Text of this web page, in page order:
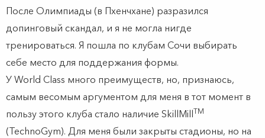
После Олимпиады (в Пхенчхане) разразился
допинговый скандал, и я не могла нигде
тренироваться. Я пошла по клубам Сочи выбирать
себе место для поддержания формы.
У World Class много преимуществ, но, признаюсь,
самым весомым аргументом для меня в тот момент в
пользу этого клуба стало наличие SkillMillTM
(TechnoGym). Для меня были закрыты стадионы, но на